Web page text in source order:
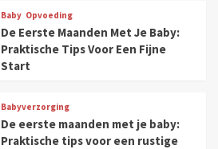
Baby Opvoeding
De Eerste Maanden Met Je Baby:
Praktische Tips Voor Een Fijne
Start
Babyverzorging
De eerste maanden met je baby:
Praktische tips voor een rustige